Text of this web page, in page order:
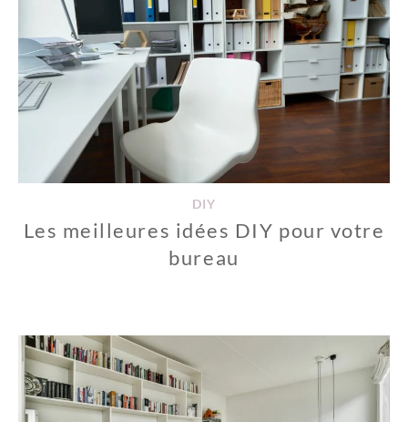
DIY
Les meilleures idées DIY pour votre
bureau